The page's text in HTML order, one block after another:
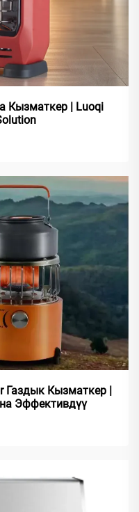
Кызматкер | Luoqi
Газдык Кызматкер |
Эффективдүү